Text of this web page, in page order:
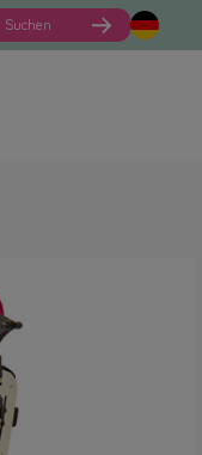
Suchen